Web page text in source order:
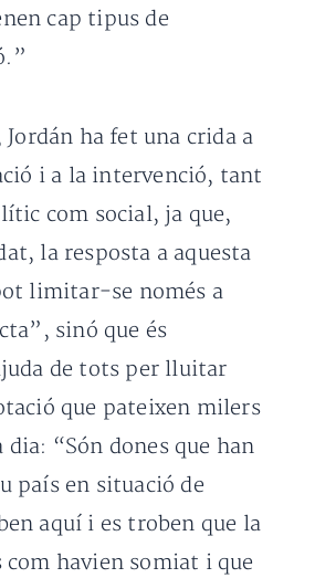
cap tipus de
ha fet una crida a
i a la intervenció, tant
com social, ja que,
la resposta a aquesta
limitar-se només a
sinó que és
de tots per lluitar
que pateixen milers
dia: “Són dones que han
país en situació de
aquí i es troben que la
com havien somiat i que